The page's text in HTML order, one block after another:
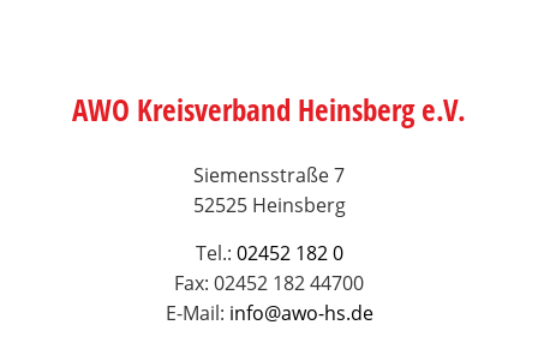
AWO Kreisverband Heinsberg e.V.
Siemensstraße 7
52525 Heinsberg
Tel.: 02452 182 0
Fax: 02452 182 44700
E-Mail: info@awo-hs.de